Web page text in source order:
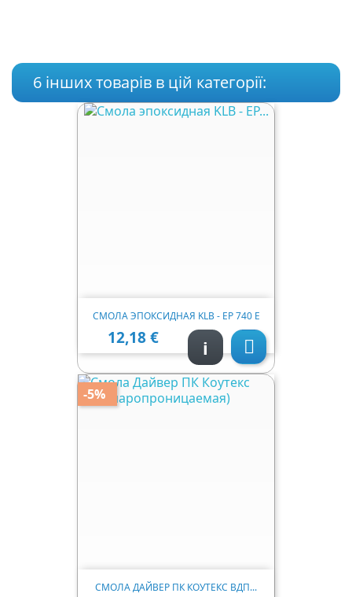
6 інших товарів в цій категорії:
СМОЛА ЭПОКСИДНАЯ KLB - EP 740 Е
Ціна
12,18 € 
i
СМОЛА ДАЙВЕР ПК КОУТЕКС ВДП...
-5%